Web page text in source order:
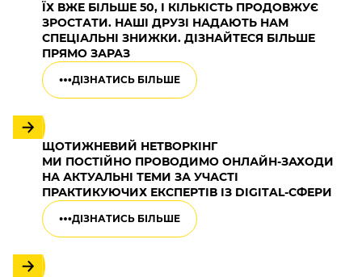
ЇХ ВЖЕ БІЛЬШЕ 50, І КІЛЬКІСТЬ ПРОДОВЖУЄ
ЗРОСТАТИ. НАШІ ДРУЗІ НАДАЮТЬ НАМ
СПЕЦІАЛЬНІ ЗНИЖКИ. ДІЗНАЙТЕСЯ БІЛЬШЕ
ПРЯМО ЗАРАЗ
ДІЗНАТИСЬ БІЛЬШЕ
ЩОТИЖНЕВИЙ НЕТВОРКІНГ
МИ ПОСТІЙНО ПРОВОДИМО ОНЛАЙН-ЗАХОДИ
НА АКТУАЛЬНІ ТЕМИ ЗА УЧАСТІ
ПРАКТИКУЮЧИХ ЕКСПЕРТІВ ІЗ DIGITAL-СФЕРИ
ДІЗНАТИСЬ БІЛЬШЕ